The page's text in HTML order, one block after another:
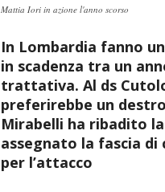
Mattia Iori in azione l'anno scorso
In Lombardia fanno
in scadenza tra un
trattativa. Al ds
preferirebbe un
Mirabelli ha ribadito
assegnato la fascia di
per l’attacco